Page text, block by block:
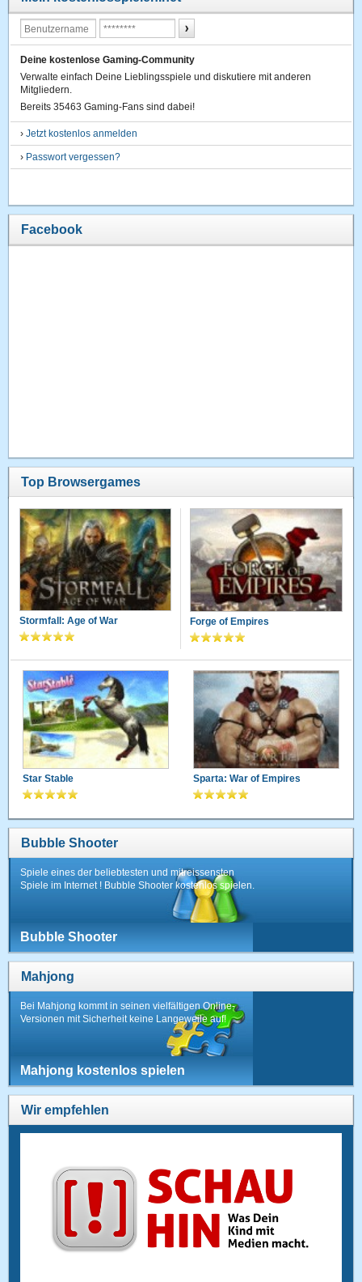
Deine kostenlose Gaming-Community
Verwalte einfach Deine Lieblingsspiele und diskutiere mit anderen
Mitgliedern.
Bereits 35463 Gaming-Fans sind dabei!
›Jetzt kostenlos anmelden
› Passwort vergessen?
Facebook
Top Browsergames
Stormfall: Age of War Forge of Empires
Star Stable Sparta: War of Empires
Bubble Shooter
Spiele eines der beliebtesten und mitreissensten
Spiele im Internet ! Bubble Shooter kostenlos spielen.
Bubble Shooter
Mahjong
Bei Mahjong kommt in seinen vielfältigen Online-
Versionen mit Sicherheit keine Langeweile auf!
Mahjong kostenlos spielen
Wir empfehlen